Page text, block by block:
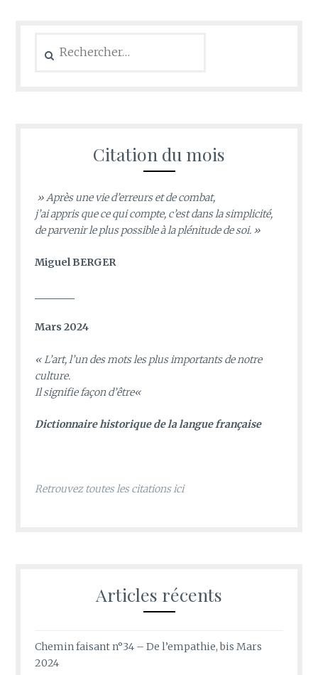
Citation du mois
» Après une vie d’erreurs et de combat,
j’ai appris que ce qui compte, c’est dans la simplicité,
de parvenir le plus possible à la plénitude de soi. »
Miguel BERGER
Mars 2024
« L’art, l’un des mots les plus importants de notre
culture.
Il signifie façon d’être«
Dictionnaire historique de la langue française
Retrouvez toutes les citations ici
Articles récents
Chemin faisant n°34 – De l’empathie, bis Mars
2024